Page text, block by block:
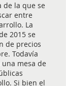
de la que se
entre
La
2015 se
de precios
Todavía
mesa de
Si bien el